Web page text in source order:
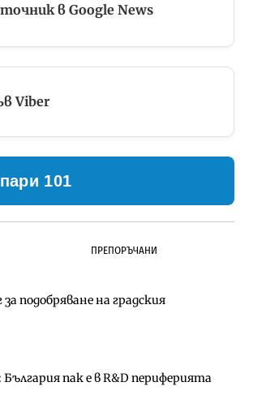
в Google News
Viber
101
ПРЕПОРЪЧАНИ
подобряване на градския
пак е в R&D периферията
на трамвайното
паралелно с екологичните
паралелно с екологичните
на Euroapi Italy